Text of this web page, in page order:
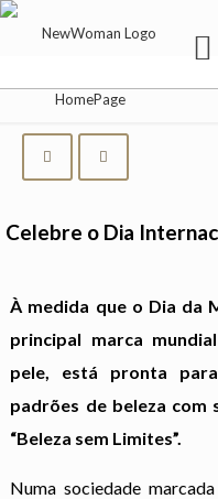
Celebre o Dia
À medida que o Dia da
principal marca
pele, está pronta
padrões de beleza com
“Beleza sem Limites”.
Numa sociedade